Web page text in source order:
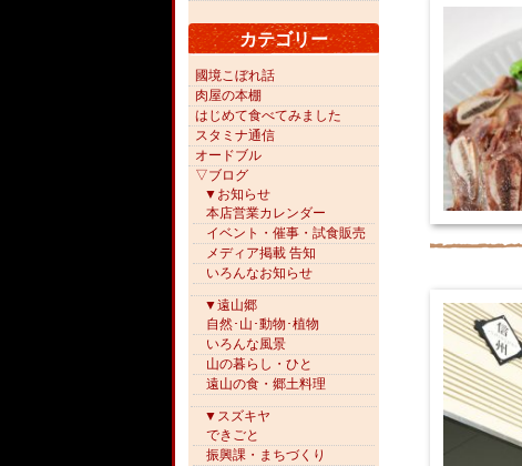
カテゴリー
國境こぼれ話
肉屋の本棚
はじめて食べてみました
スタミナ通信
オードブル
▽ブログ
▼お知らせ
本店営業カレンダー
イベント・催事・試食販売
メディア掲載 告知
いろんなお知らせ
▼遠山郷
自然･山･動物･植物
いろんな風景
山の暮らし・ひと
遠山の食・郷土料理
▼スズキヤ
できごと
振興課・まちづくり